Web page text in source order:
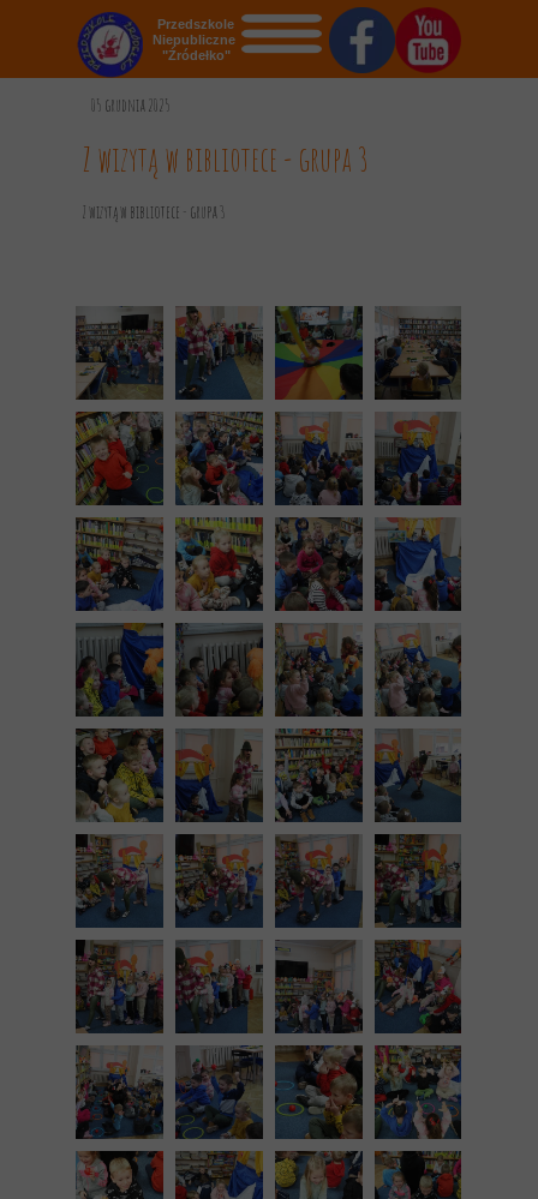
STRONA GŁÓWNA
REKRUTACJA
GALERIA
KONTAKT
DOKUMENTY
Przedszkole
Niepubliczne
"Źródełko"
05 grudnia 2025
Z wizytą w bibliotece - grupa 3
Z wizytą w bibliotece - grupa 3